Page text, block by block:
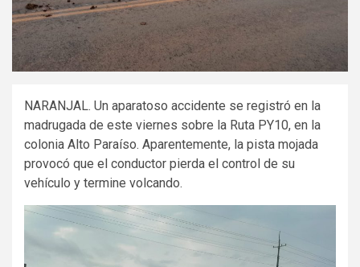
NARANJAL. Un aparatoso accidente se registró en la
madrugada de este viernes sobre la Ruta PY10, en la
colonia Alto Paraíso. Aparentemente, la pista mojada
provocó que el conductor pierda el control de su
vehículo y termine volcando.